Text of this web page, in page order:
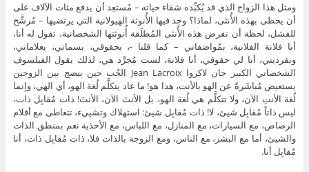
ومثل هذا الزواج الذي قد يُكبِّده شقاء حياته – مُستعِد أن يدفع مئات الآلاف على
أن يحظى بهذه الأُنثى، لماذا؟ وجد فيها الأُنوثة الهيولانية التي يرتضيها – مُرشَّح
للفشل، لحظة أن تفرض هذه الأُنثى المُطلَقة أُنوثتها الشخصانية، تقول له أنا،
أنا فلانة الفلانية، بمُواصَفاتي – كما قلنا -، بحقوقي، بسماتي، بعلاماتي،
وبفرديتي، أنا لي حقوقي، أنا فلانة، لست مُجرَّد هي، لذلك يقول الفيلسوف
الشخصاني الكبير جان لاكروا Jean Lacroix الحُب حين ينضج بين الزوجين
يستعيض مُباشَرةً عن الهو بالأنت، هذا هو! ما عاد يتكلَّم لُغة الهو، أي الهي، وإنما
لُغة الأنتِ الآن، ولا تتكلَّم هي لُغة الهو، بل الأنتَ الآن، الأنتَ! ذات مُقابِل ذات،
ليس ذاتاً مُقابِل شيئ، لا! ذات مُقابِل شيئ: استهلاك وتشييء، تتعاطى مع أقلام
الرصاص، مع السيارات، مع المنازل، مع اللباس، مع الأحذية نعم بمنطق الذات
والشيئ، أما مع البشر، مع الناس، ومع الزوجة بالذات فلا، ذات مُقابِل ذات، أنا
مُقابِل أنا.